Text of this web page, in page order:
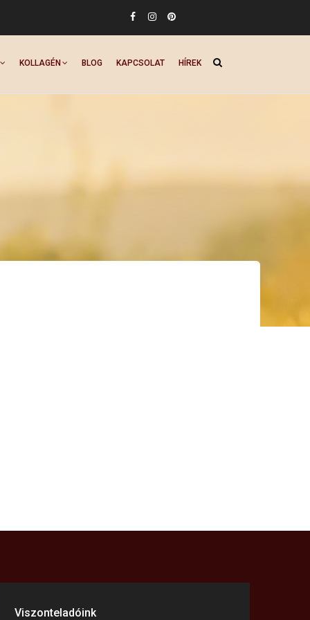
KOLLAGÉN BLOG KAPCSOLAT HÍREK
Viszonteladóink